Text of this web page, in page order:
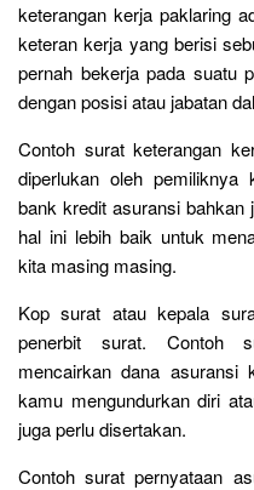
keterangan kerja paklaring
keteran kerja yang berisi
pernah bekerja pada suatu
dengan posisi atau jabatan
Contoh surat keterangan
diperlukan oleh pemiliknya
bank kredit asuransi bahkan
hal ini lebih baik untuk
kita masing masing.
Kop surat atau kepala
penerbit surat. Contoh
mencairkan dana asuransi
kamu mengundurkan diri
juga perlu disertakan.
Contoh surat pernyataan